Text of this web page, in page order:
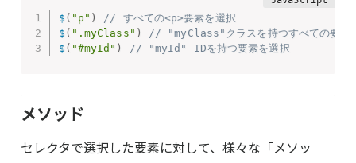
$ ( "p" )
// すべての<p>要素を選択
$ ( ".myClass" )
// "myClass"クラスを持つすべての要素
$ ( "#myId" ) // "myId" IDを持つ要素を選択
メソッド
セレクタで選択した要素に対して、様々な「メソッ